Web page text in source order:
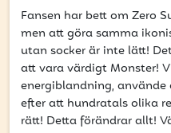
Ange din e-postadress
nyheter och erbjudanden.
E-postadress
Fansen har bett om Zero
men att göra samma
utan socker är inte lätt!
att vara värdigt Monster!
energiblandning,
efter att hundratals olika
rätt! Detta förändrar allt!